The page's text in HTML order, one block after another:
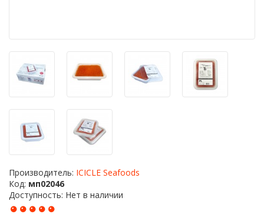
Производитель: ICICLE Seafoods
Код: мп02046
Доступность: Нет в наличии